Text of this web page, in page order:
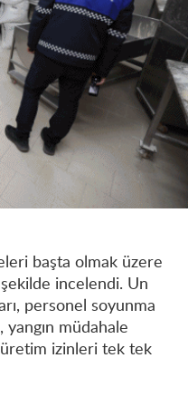
başta olmak üzere
şekilde incelendi. Un
personel soyunma
yangın müdahale
üretim izinleri tek tek